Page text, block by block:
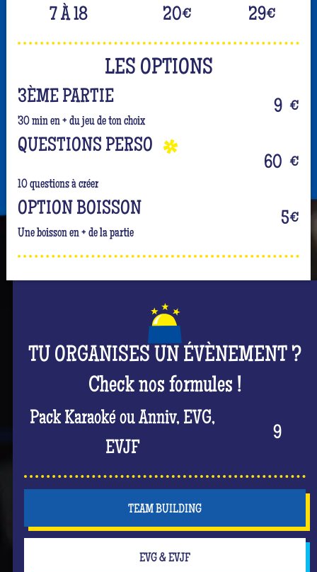
7 À 18 20€ 29€
LES OPTIONS
3ÈME PARTIE
30 min en + du jeu de ton choix
9 €
QUESTIONS PERSO
10 questions à créer
60 €
OPTION BOISSON
Une boisson en + de la partie
5€
TU ORGANISES UN ÉVÈNEMENT ?
Check nos formules !
Pack Karaoké ou Anniv, EVG,
EVJF
9
TEAM BUILDING
EVG & EVJF